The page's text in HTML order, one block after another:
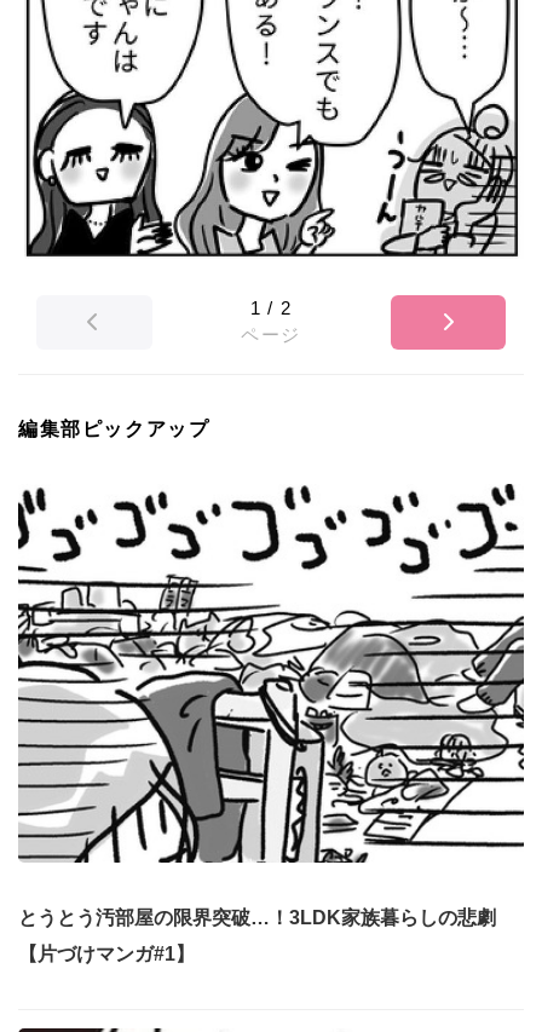
1 / 2
ページ
編集部ピックアップ
とうとう汚部屋の限界突破…！3LDK家族暮らしの悲劇
【片づけマンガ#1】